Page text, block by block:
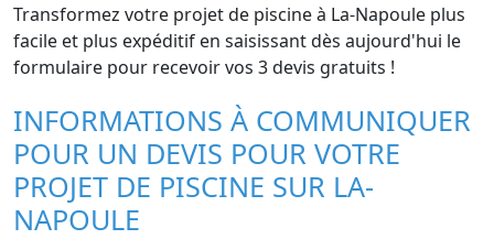
Transformez votre projet de piscine à La-Napoule plus
facile et plus expéditif en saisissant dès aujourd'hui le
formulaire pour recevoir vos 3 devis gratuits !
INFORMATIONS À COMMUNIQUER
POUR UN DEVIS POUR VOTRE
PROJET DE PISCINE SUR LA-
NAPOULE